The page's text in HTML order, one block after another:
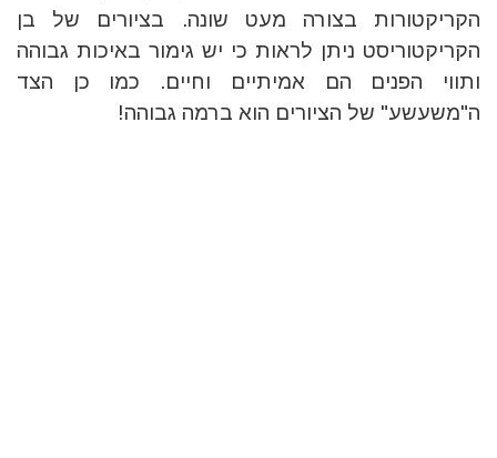
הקריקטורות בצורה מעט שונה. בציורים של בן
הקריקטוריסט ניתן לראות כי יש גימור באיכות גבוהה
ותווי הפנים הם אמיתיים וחיים. כמו כן הצד
ה"משעשע" של הציורים הוא ברמה גבוהה!